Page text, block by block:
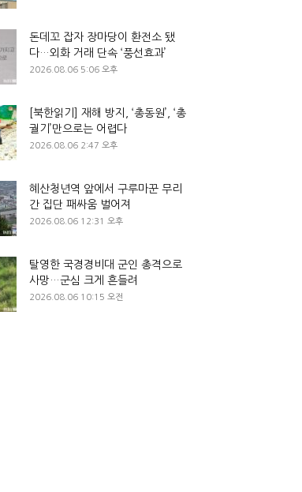
돈데꼬 잡자 장마당이 환전소 됐
다…외화 거래 단속 ‘풍선효과’
2026.08.06 5:06 오후
[북한읽기] 재해 방지, ‘총동원’, ‘총
궐기’만으로는 어렵다
2026.08.06 2:47 오후
혜산청년역 앞에서 구루마꾼 무리
간 집단 패싸움 벌어져
2026.08.06 12:31 오후
탈영한 국경경비대 군인 총격으로
사망…군심 크게 흔들려
2026.08.06 10:15 오전